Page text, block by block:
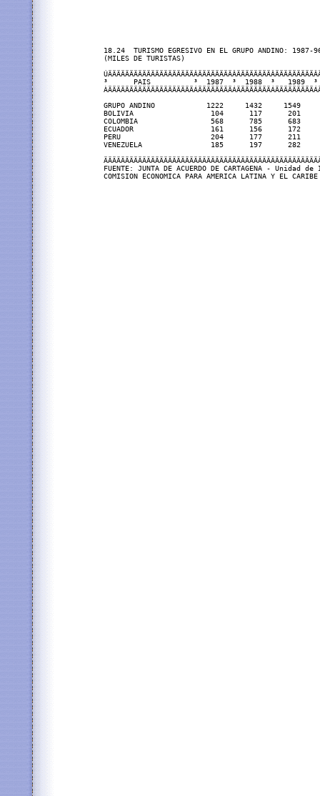
18.24  TURISMO EGRESIVO EN EL GRUPO ANDINO: 1987-
(MILES DE TURISTAS)
³      PAIS          ³  1987  ³  1988  ³   1989  ³
GRUPO ANDINO            1222     1432
BOLIVIA                  104      117      201
COLOMBIA                 568      785
ECUADOR                  161      156      172
PERU                     204      177      211
VENEZUELA                185      197      282
FUENTE: JUNTA DE ACUERDO DE CARTAGENA - Unidad